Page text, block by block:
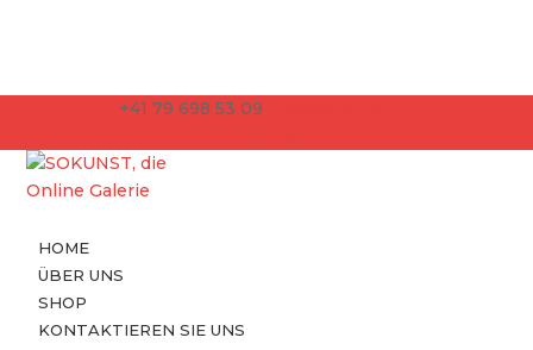
+41 79 698 53 09
HOME
ÜBER UNS
SHOP
KONTAKTIEREN SIE UNS